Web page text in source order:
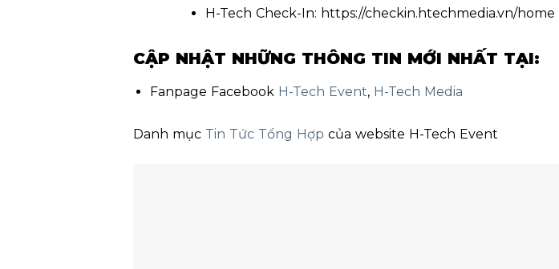
H-Tech Check-In: https://checkin.htechmedia.vn/home
CẬP NHẬT NHỮNG THÔNG TIN MỚI NHẤT TẠI:
Fanpage FacebookH-Tech Event,H-Tech Media
Danh mục Tin Tức Tổng Hợp của website H-Tech Event